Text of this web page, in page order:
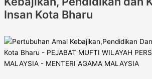
Insan Kota Bharu